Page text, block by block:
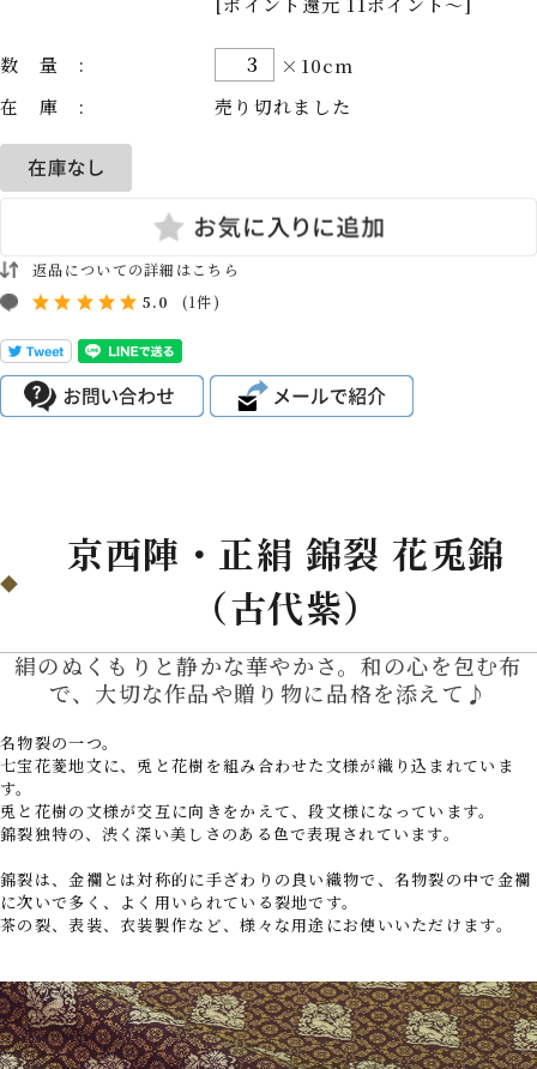
数量:
×10cm
在庫:
売り切れました
返品についての詳細はこちら
5.0
(1件)
京西陣・正絹 錦裂 花兎錦
（古代紫）
絹のぬくもりと静かな華やかさ。和の心を包む布
で、大切な作品や贈り物に品格を添えて♪
名物裂の一つ。
七宝花菱地文に、兎と花樹を組み合わせた文様が織り込まれていま
す。
兎と花樹の文様が交互に向きをかえて、段文様になっています。
錦裂独特の、渋く深い美しさのある色で表現されています。
錦裂は、金襴とは対称的に手ざわりの良い織物で、名物裂の中で金襴
に次いで多く、よく用いられている裂地です。
茶の裂、表装、衣装製作など、様々な用途にお使いいただけます。